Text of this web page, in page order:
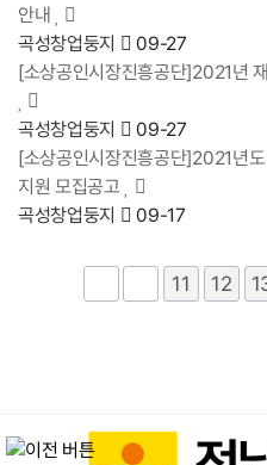
안내
곡성창업둥지
09-27
[소상공인시장진흥공단]2021년
곡성창업둥지
09-27
[소상공인시장진흥공단]2021년
지원 모집공고
곡성창업둥지
09-17
11 12